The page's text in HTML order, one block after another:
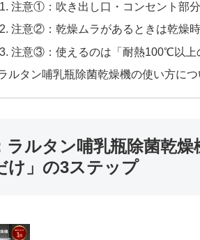
注意①：吹き出し口・コンセント部
注意②：乾燥ムラがあるときは乾燥
注意③：使えるのは「耐熱100℃以上
ルタン哺乳瓶除菌乾燥機の使い方に
ラルタン哺乳瓶除菌乾
け」の3ステップ